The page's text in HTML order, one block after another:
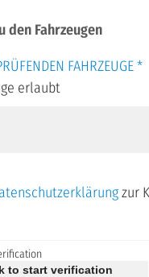
den Fahrzeugen
FAHRZEUGE*
erlaubt
zur
to start verification